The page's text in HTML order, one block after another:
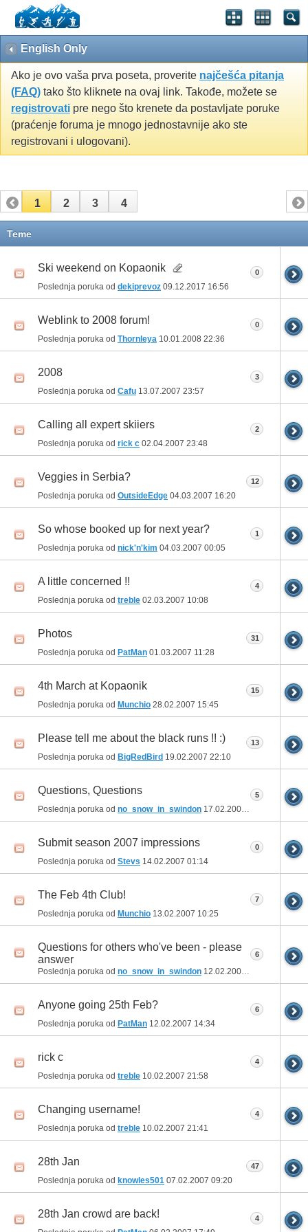
English Only
Ako je ovo vaša prva poseta, proverite najčešća pitanja
(FAQ) tako što kliknete na ovaj link. Takođe, možete se
registrovati pre nego što krenete da postavljate poruke
(praćenje foruma je mnogo jednostavnije ako ste
registrovani i ulogovani).
1 2 3 4
Teme
Ski weekend on Kopaonik
Poslednja poruka od dekiprevoz 09.12.2017 16:56
0
Weblink to 2008 forum!
Poslednja poruka od Thornleya 10.01.2008 22:36
0
2008
Poslednja poruka od Cafu 13.07.2007 23:57
3
Calling all expert skiiers
Poslednja poruka od rick c 02.04.2007 23:48
2
Veggies in Serbia?
Poslednja poruka od OutsideEdge 04.03.2007 16:20
12
So whose booked up for next year?
Poslednja poruka od nick'n'kim 04.03.2007 00:05
1
A little concerned !!
Poslednja poruka od treble 02.03.2007 10:08
4
Photos
Poslednja poruka od PatMan 01.03.2007 11:28
31
4th March at Kopaonik
Poslednja poruka od Munchio 28.02.2007 15:45
15
Please tell me about the black runs !! :)
Poslednja poruka od BigRedBird 19.02.2007 22:10
13
Questions, Questions
Poslednja poruka od no_snow_in_swindon 17.02.2007
5
Submit season 2007 impressions
Poslednja poruka od Stevs 14.02.2007 01:14
0
The Feb 4th Club!
Poslednja poruka od Munchio 13.02.2007 10:25
7
Questions for others who've been - please
answer
Poslednja poruka od no_snow_in_swindon 12.02.2007 21:02
6
Anyone going 25th Feb?
Poslednja poruka od PatMan 12.02.2007 14:34
6
rick c
Poslednja poruka od treble 10.02.2007 21:58
4
Changing username!
Poslednja poruka od treble 10.02.2007 21:41
4
28th Jan
Poslednja poruka od knowles501 07.02.2007 09:20
47
28th Jan crowd are back! 4